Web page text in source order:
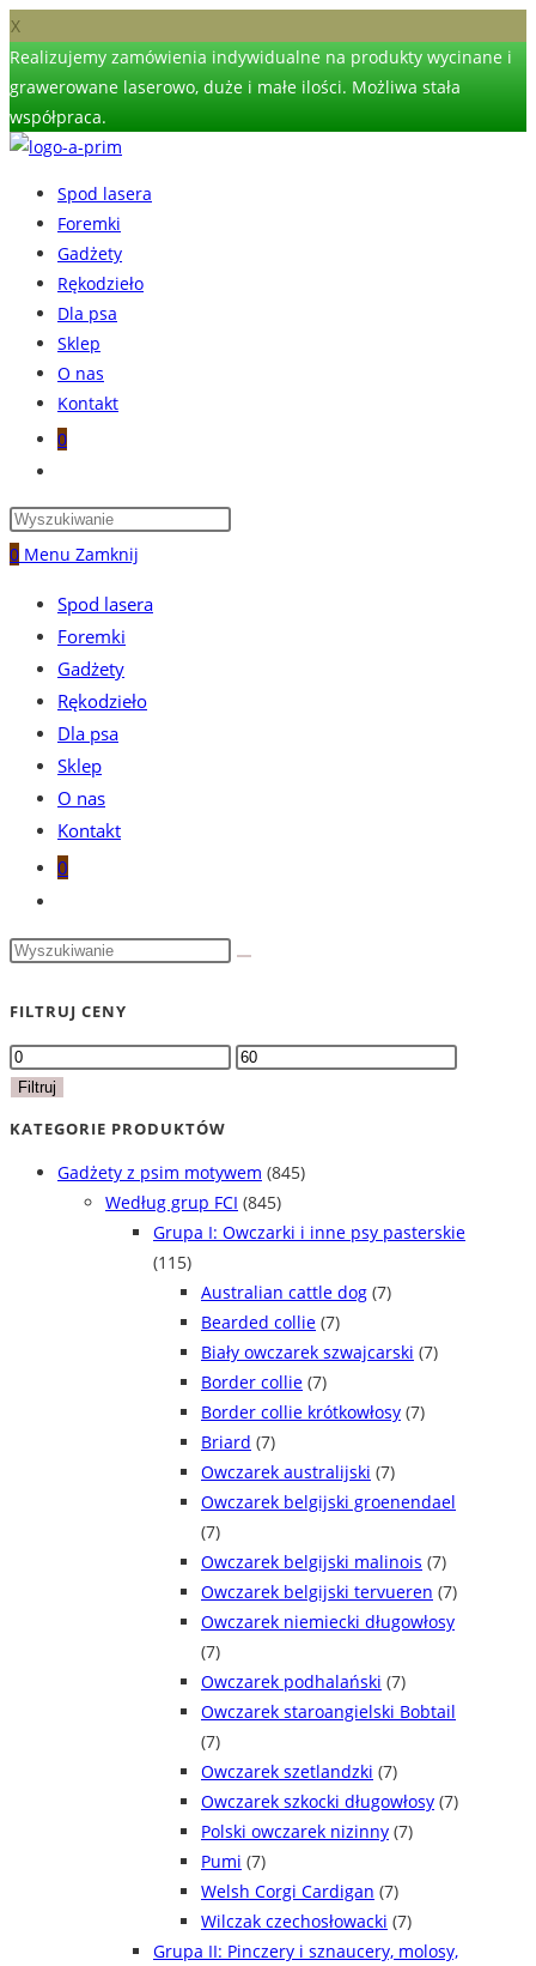
X
Realizujemy zamówienia indywidualne na produkty wycinane i
grawerowane laserowo, duże i małe ilości. Możliwa stała
współpraca.
Skip
content
Spod lasera
Foremki
Gadżety
Rękodzieło
Dla psa
Sklep
O nas
Kontakt
0
search
0 Menu Zamknij
Spod lasera
Foremki
Gadżety
Rękodzieło
Dla psa
Sklep
O nas
Kontakt
0
website
search
FILTRUJ CENY
Cena
min
Cena
Filtruj
KATEGORIE PRODUKTÓW
Gadżety z psim motywem (845)
Według grup FCI (845)
Grupa I: Owczarki i inne psy pasterskie
(115)
Australian cattle dog (7)
Bearded collie (7)
Biały owczarek szwajcarski (7)
Border collie (7)
Border collie krótkowłosy (7)
Briard (7)
Owczarek australijski (7)
Owczarek belgijski groenendael
(7)
Owczarek belgijski malinois (7)
Owczarek belgijski tervueren (7)
Owczarek niemiecki długowłosy
(7)
Owczarek podhalański (7)
Owczarek staroangielski Bobtail
(7)
Owczarek szetlandzki (7)
Owczarek szkocki długowłosy (7)
Polski owczarek nizinny (7)
Pumi (7)
Welsh Corgi Cardigan (7)
Wilczak czechosłowacki (7)
Grupa II: Pinczery i sznaucery, molosy,